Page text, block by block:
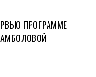
ПРОГРАММЕ